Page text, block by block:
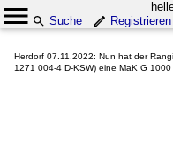
Suche
Registrieren
Herdorf 07.11.2022: Nun hat der
1271 004-4 D-KSW) eine MaK G 1000